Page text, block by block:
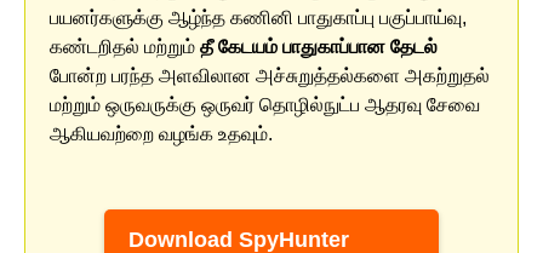
பயனர்களுக்கு ஆழ்ந்த கணினி பாதுகாப்பு பகுப்பாய்வு,
கண்டறிதல் மற்றும் தீ கேடயம் பாதுகாப்பான தேடல்
போன்ற பரந்த அளவிலான அச்சுறுத்தல்களை அகற்றுதல்
மற்றும் ஒருவருக்கு ஒருவர் தொழில்நுட்ப ஆதரவு சேவை
ஆகியவற்றை வழங்க உதவும்.
Download SpyHunter